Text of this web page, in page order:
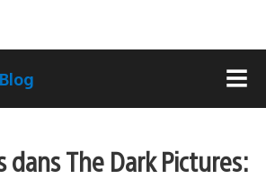
dans The Dark Pictures: